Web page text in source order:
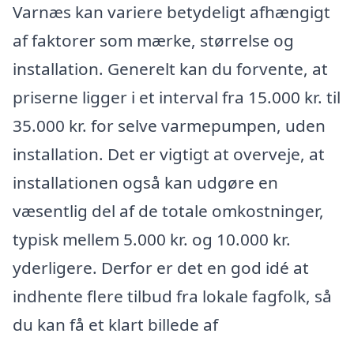
Varnæs kan variere betydeligt afhængigt
af faktorer som mærke, størrelse og
installation. Generelt kan du forvente, at
priserne ligger i et interval fra 15.000 kr. til
35.000 kr. for selve varmepumpen, uden
installation. Det er vigtigt at overveje, at
installationen også kan udgøre en
væsentlig del af de totale omkostninger,
typisk mellem 5.000 kr. og 10.000 kr.
yderligere. Derfor er det en god idé at
indhente flere tilbud fra lokale fagfolk, så
du kan få et klart billede af